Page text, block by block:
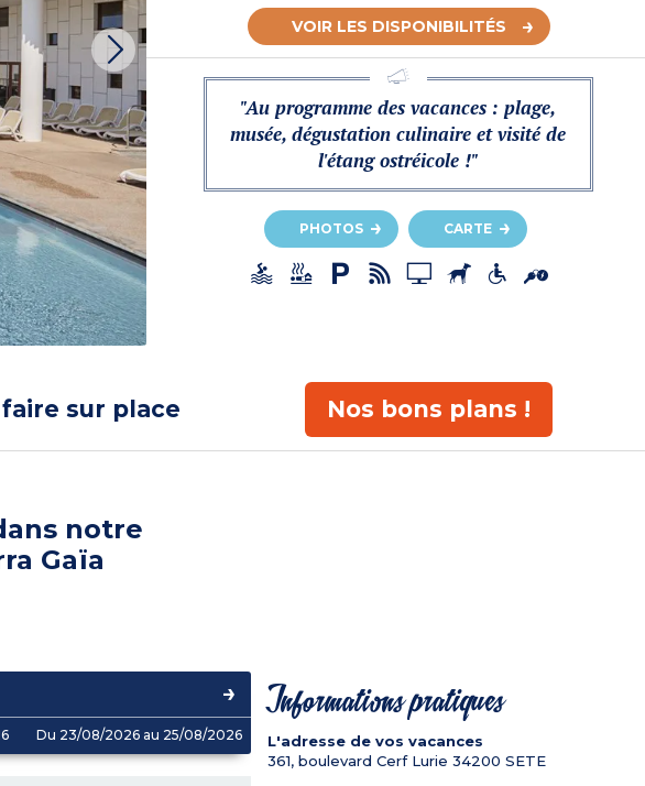
VOIR LES DISPONIBILITÉS
"Au programme des vacances : plage,
musée, dégustation culinaire et visité de
l'étang ostréicole !"
PHOTOS CARTE
sur place Nos bons plans !
notre
Gaïa
Du 23/08/2026 au 25/08/2026
Informations pratiques
L'adresse de vos vacances
361, boulevard Cerf Lurie 34200 SETE